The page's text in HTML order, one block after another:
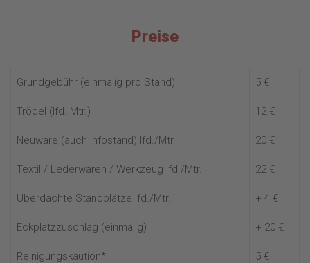
Preise
Grundgebühr (einmalig pro Stand) 5 €
Trödel (lfd. Mtr.) 12 €
Neuware (auch Infostand) lfd./Mtr. 20 €
Textil / Lederwaren / Werkzeug lfd./Mtr. 22 €
Überdachte Standplätze lfd./Mtr. + 4 €
Eckplatzzuschlag (einmalig) + 20 €
Reinigungskaution* 5 €